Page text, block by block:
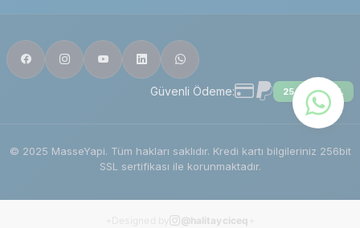
Güvenli Ödeme: 256 BIT SSL
© 2025 MasseYapi. Tüm hakları saklıdır. Kredi kartı bilgileriniz 256bit
SSL sertifikası ile korunmaktadır.
Designed by @halitayciceq